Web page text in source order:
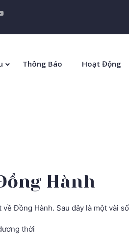
Thông Báo Hoạt Động
Hành
Đồng Hành. Sau đây là một vài
thời